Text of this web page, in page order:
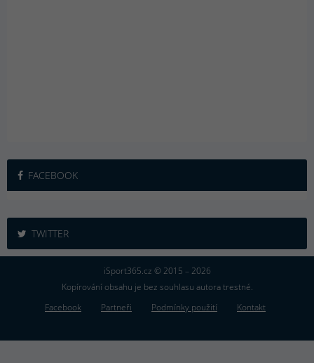
FACEBOOK
TWITTER
Facebook Partneři Podmínky použití Kontakt
iSport365.cz © 2015 – 2026
Kopírování obsahu je bez souhlasu autora trestné.